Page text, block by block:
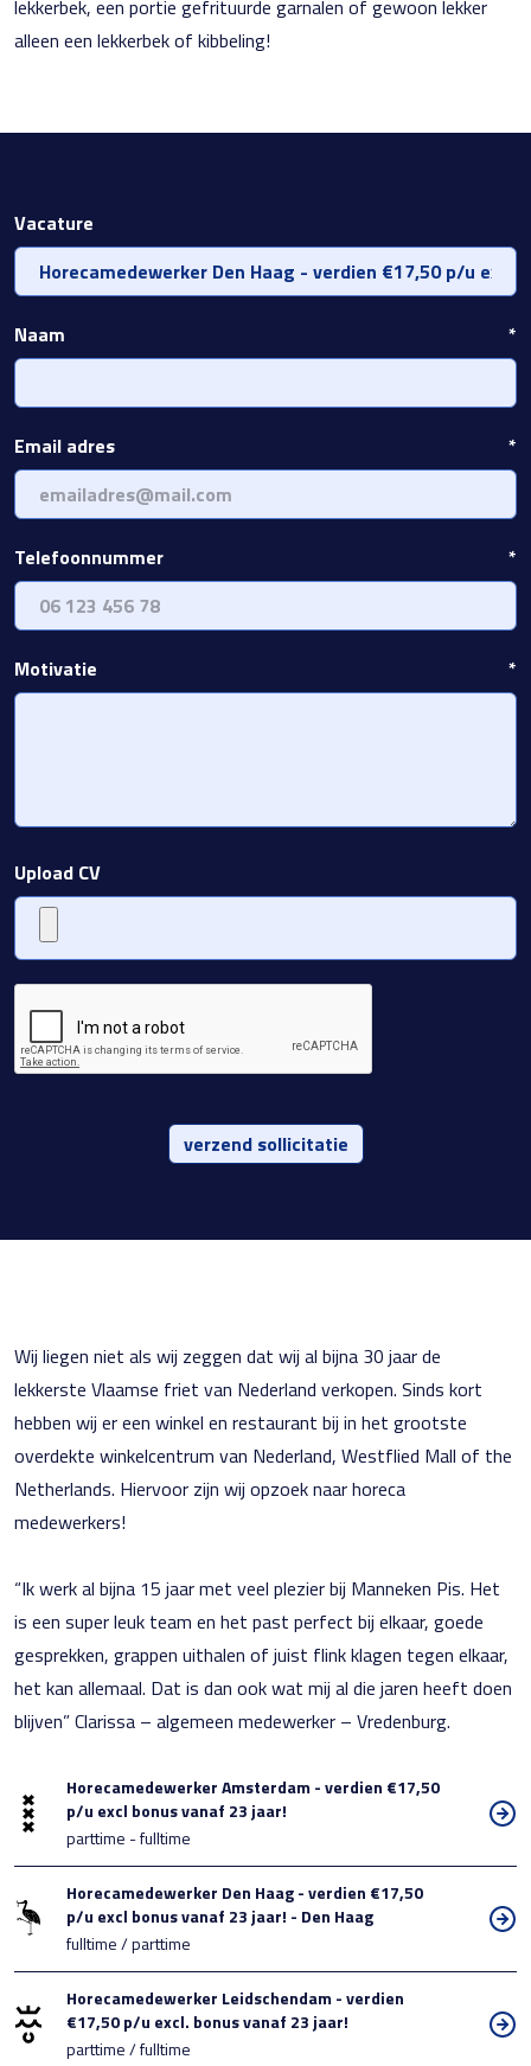
lekkerbek, een portie gefrituurde garnalen of gewoon lekker
alleen een lekkerbek of kibbeling!
Vacature
Naam *
Email adres *
Telefoonnummer *
Motivatie *
Upload CV
verzend sollicitatie
Wij liegen niet als wij zeggen dat wij al bijna 30 jaar de
lekkerste Vlaamse friet van Nederland verkopen. Sinds kort
hebben wij er een winkel en restaurant bij in het grootste
overdekte winkelcentrum van Nederland, Westflied Mall of the
Netherlands. Hiervoor zijn wij opzoek naar horeca
medewerkers!
“Ik werk al bijna 15 jaar met veel plezier bij Manneken Pis. Het
is een super leuk team en het past perfect bij elkaar, goede
gesprekken, grappen uithalen of juist flink klagen tegen elkaar,
het kan allemaal. Dat is dan ook wat mij al die jaren heeft doen
blijven” Clarissa – algemeen medewerker – Vredenburg.
Horecamedewerker Amsterdam - verdien €17,50
p/u excl bonus vanaf 23 jaar!
parttime - fulltime
Horecamedewerker Den Haag - verdien €17,50
p/u excl bonus vanaf 23 jaar! - Den Haag
fulltime / parttime
Horecamedewerker Leidschendam - verdien
€17,50 p/u excl. bonus vanaf 23 jaar!
parttime / fulltime